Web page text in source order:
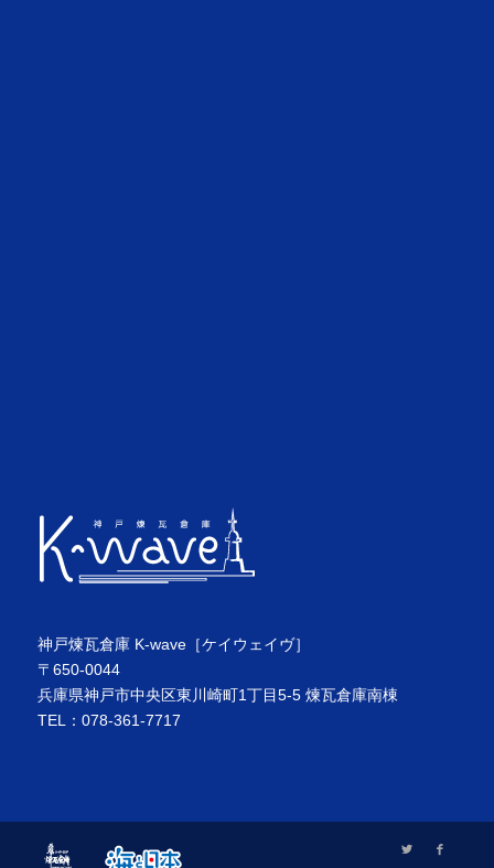
神戸煉瓦倉庫 K-wave［ケイウェイヴ］
〒650-0044
兵庫県神戸市中央区東川崎町1丁目5-5 煉瓦倉庫南棟
TEL：078-361-7717